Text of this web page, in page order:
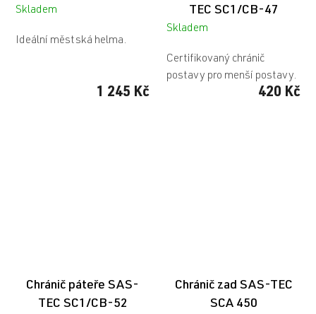
Skladem
1 245 Kč
Ideální městská helma.
TEC SC1/CB-47
Skladem
420 Kč
Certifikovaný chránič
postavy pro menší postavy.
Chránič páteře SAS-
TEC SC1/CB-52
Chránič zad SAS-TEC
SCA 450